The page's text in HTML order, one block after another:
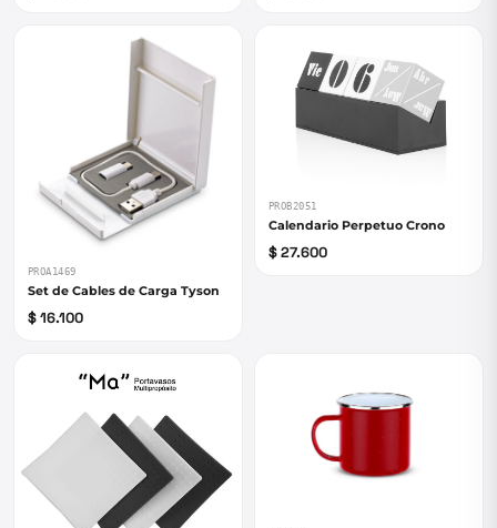
PROA1469
Set de Cables de Carga Tyson
$ 16.100
PROB2051
Calendario Perpetuo Crono
$ 27.600